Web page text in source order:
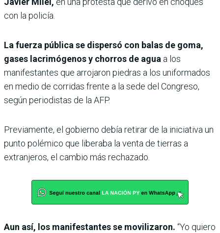
con la policía.
La fuerza pública se dispersó con balas de goma,
gases lacrimógenos y chorros de agua a los
manifestantes que arrojaron piedras a los uniformados
en medio de corridas frente a la sede del Congreso,
según periodistas de la AFP.
Previamente, el gobierno debía retirar de la iniciativa un
punto polémico que liberaba la venta de tierras a
extranjeros, el cambio más rechazado.
Aun así, los manifestantes se movilizaron. “Yo quiero